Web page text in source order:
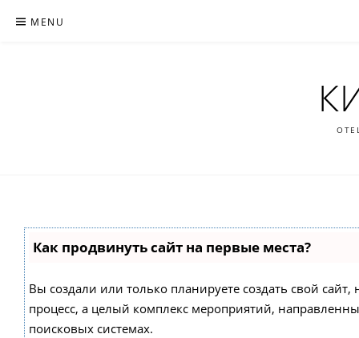
MENU
Как продвинуть сайт на первые места?
Вы создали или только планируете создать свой
процесс, а целый комплекс мероприятий,
поисковых системах.